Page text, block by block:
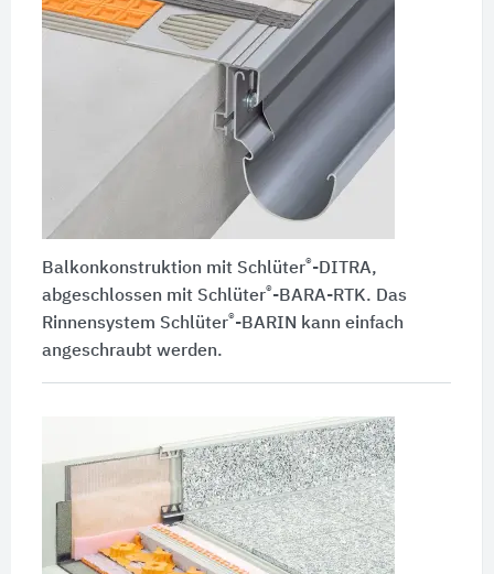
Balkonkonstruktion mit Schlüter®-DITRA,
abgeschlossen mit Schlüter®-BARA-RTK. Das
Rinnensystem Schlüter®-BARIN kann einfach
angeschraubt werden.